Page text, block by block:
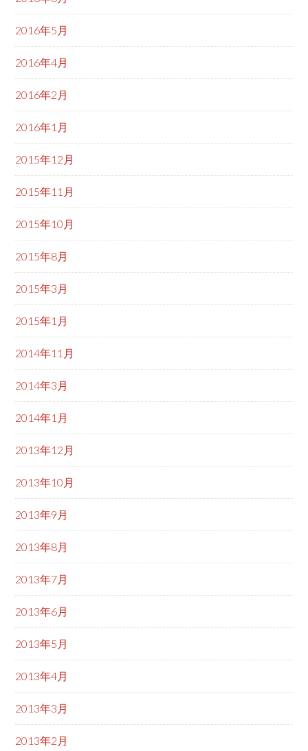
2016年5月
2016年4月
2016年2月
2016年1月
2015年12月
2015年11月
2015年10月
2015年8月
2015年3月
2015年1月
2014年11月
2014年3月
2014年1月
2013年12月
2013年10月
2013年9月
2013年8月
2013年7月
2013年6月
2013年5月
2013年4月
2013年3月
2013年2月